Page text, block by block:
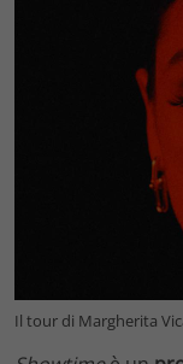
Il tour di Margherita